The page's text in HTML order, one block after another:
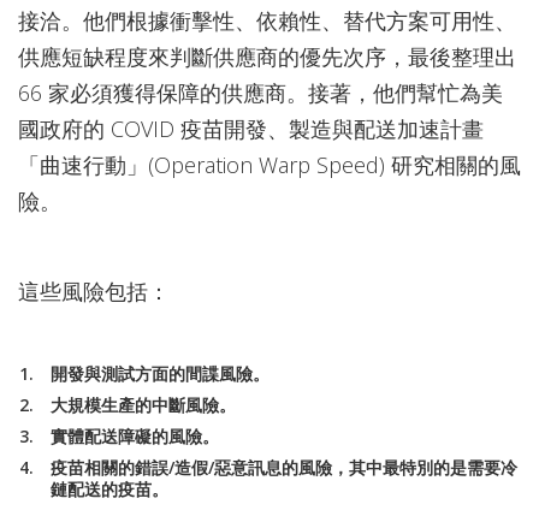
接洽。他們根據衝擊性、依賴性、替代方案可用性、
供應短缺程度來判斷供應商的優先次序，最後整理出
66 家必須獲得保障的供應商。接著，他們幫忙為美
國政府的 COVID 疫苗開發、製造與配送加速計畫
「曲速行動」(Operation Warp Speed) 研究相關的風
險。
這些風險包括：
開發與測試方面的間諜風險。
大規模生產的中斷風險。
實體配送障礙的風險。
疫苗相關的錯誤/造假/惡意訊息的風險，其中最特別的是需要冷
鏈配送的疫苗。